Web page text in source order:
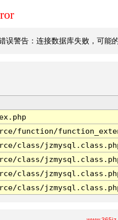
误警告：连接数据库失败，可能
function/
class/
class/
class/
class/